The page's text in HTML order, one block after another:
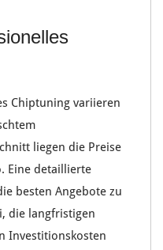
Chiptuning variieren
liegen die Preise
. Eine detaillierte
besten Angebote zu
die langfristigen
Investitionskosten